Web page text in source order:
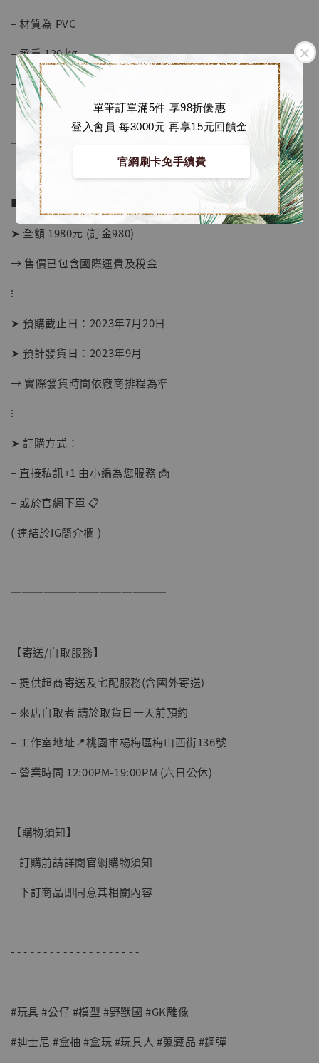
單筆訂單滿5件 享98折優惠
登入會員 每3000元 再享15元回饋金
官網刷卡免手續費
NT$ 1,500
子彈飛 鵝城縣長 張麻子 [BK01]
– 材質為 PVC
– 承重 120 kg
– Disney官方授權
──────────────
■ 販售資訊：
➤ 全額 1980元 (訂金980)
→ 售價已包含國際運費及稅金
⁝
➤ 預購截止日：2023年7月20日
➤ 預計發貨日：2023年9月
→ 實際發貨時間依廠商排程為準
⁝
➤ 訂購方式：
– 直接私訊+1 由小編為您服務 📩
– 或於官網下單 📋
( 連結於IG簡介欄 )
──────────────
【寄送/自取服務】
– 提供超商寄送及宅配服務(含國外寄送)
– 來店自取者 請於取貨日一天前預約
– 工作室地址📍桃園市楊梅區梅山西街136號
– 營業時間 12:00PM-19:00PM (六日公休)
【購物須知】
– 訂購前請詳閱官網購物須知
– 下訂商品即同意其相關內容
- - - - - - - - - - - - - - - - - - - -
#玩具 #公仔 #模型 #野獸國 #GK雕像
#迪士尼 #盒抽 #盒玩 #玩具人 #蒐藏品 #鋼彈